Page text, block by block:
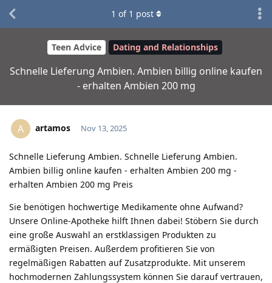
Teen Advice Dating and Relationships
Schnelle Lieferung Ambien. Ambien billig online kaufen
- erhalten Ambien 200 mg
1 of 1 post
A artamos Nov 13, 2025
Schnelle Lieferung Ambien. Schnelle Lieferung Ambien.
Ambien billig online kaufen - erhalten Ambien 200 mg -
erhalten Ambien 200 mg Preis
Sie benötigen hochwertige Medikamente ohne Aufwand?
Unsere Online-Apotheke hilft Ihnen dabei! Stöbern Sie durch
eine große Auswahl an erstklassigen Produkten zu
ermäßigten Preisen. Außerdem profitieren Sie von
regelmäßigen Rabatten auf Zusatzprodukte. Mit unserem
hochmodernen Zahlungssystem können Sie darauf vertrauen,